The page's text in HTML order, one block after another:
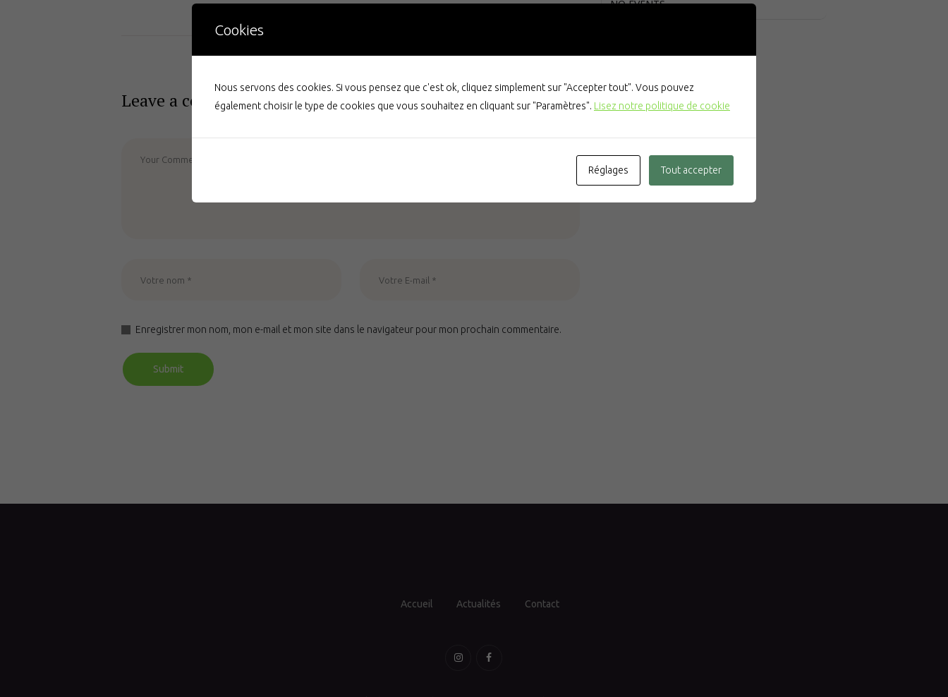
Leave a comment
Enregistrer mon nom, mon e-mail et mon site dans le navigateur pour mon prochain commentaire.
NO EVENTS
Accueil Actualités Contact
Cookies
Nous servons des cookies. Si vous pensez que c'est ok, cliquez simplement sur "Accepter tout". Vous pouvez
également choisir le type de cookies que vous souhaitez en cliquant sur "Paramètres". Lisez notre politique de cookie
Réglages Tout accepter